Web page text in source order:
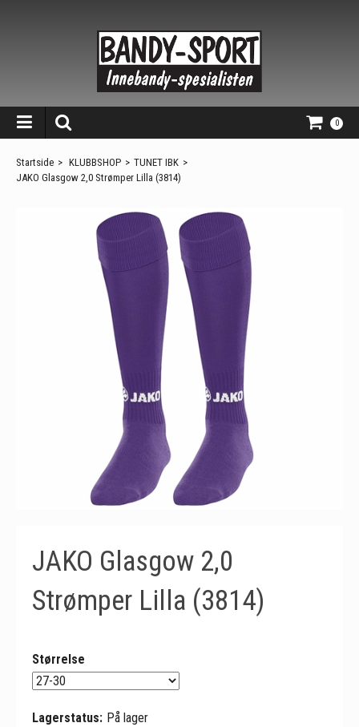
0
Startside > KLUBBSHOP > TUNET IBK >
JAKO Glasgow 2,0 Strømper Lilla (3814)
JAKO Glasgow 2,0
Strømper Lilla (3814)
Størrelse
Lagerstatus: På lager